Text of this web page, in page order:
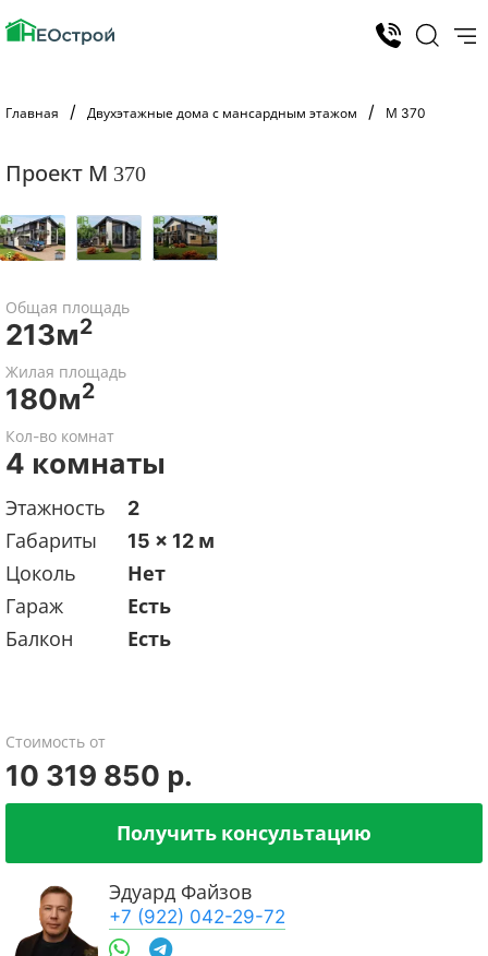
Главная Двухэтажные дома с мансардным этажом М 370
Проект М 370
Общая площадь
213м2
Жилая площадь
180м2
Кол-во комнат
4 комнаты
Этажность
2
Габариты
15 x 12 м
Цоколь
Нет
Гараж
Есть
Балкон
Есть
Стоимость от
10 319 850 р.
Получить консультацию
Эдуард Файзов
+7 (922) 042-29-72